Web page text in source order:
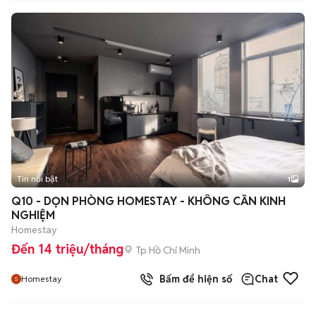
Tin nổi bật 1
Q10 - DỌN PHÒNG HOMESTAY - KHÔNG CẦN KINH
NGHIỆM
Homestay
Đến 14 triệu/tháng Tp Hồ Chí Minh
Homestay Bấm để hiện số Chat